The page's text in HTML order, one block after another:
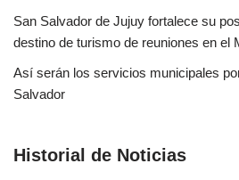
San Salvador de Jujuy fortalece su
destino de turismo de reuniones en el
Así serán los servicios municipales
Salvador
Historial de Noticias